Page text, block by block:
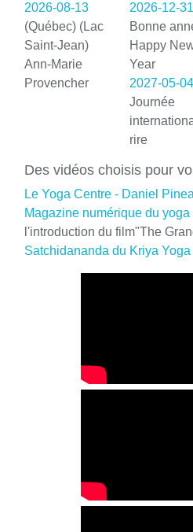
2026-08-13
(Québec) (Lac
Saint-Jean)
Ann-Marie
Provencher
2026-12-31
Bonne
Happy
Year
2027-05-04
Journée
rire
Des vidéos choisis pour
Le Yoga Centre - Daniel
Magazine numérique du yoga
l'introduction du film"The
Satchidananda du Kriya